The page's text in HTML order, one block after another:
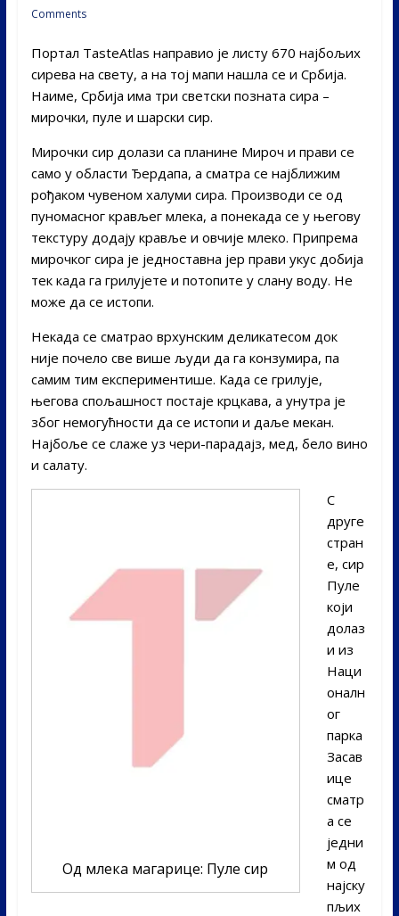
Comments
Портал TasteAtlas направио је листу 670 најбољих
сирева на свету, а на тој мапи нашла се и Србија.
Наиме, Србија има три светски позната сира –
мирочки, пуле и шарски сир.
Мирочки сир долази са планине Мироч и прави се
само у области Ђердапа, а сматра се најближим
рођаком чувеном халуми сира. Производи се од
пуномасног крављег млека, а понекада се у његову
текстуру додају кравље и овчије млеко. Припрема
мирочког сира је једноставна јер прави укус добија
тек када га грилујете и потопите у слану воду. Не
може да се истопи.
Некада се сматрао врхунским деликатесом док
није почело све више људи да га конзумира, па
самим тим експериментише. Када се грилује,
његова спољашност постаје крцкава, а унутра је
због немогућности да се истопи и даље мекан.
Најбоље се слаже уз чери-парадајз, мед, бело вино
и салату.
Од млека магарице: Пуле сир
С
друге
стран
е, сир
Пуле
који
долаз
и из
Наци
оналн
ог
парка
Засав
ице
сматр
а се
једни
м од
најску
пљих